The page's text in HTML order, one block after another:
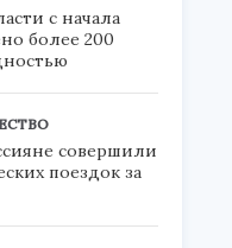
с начала
более 200
совершили
поездок за